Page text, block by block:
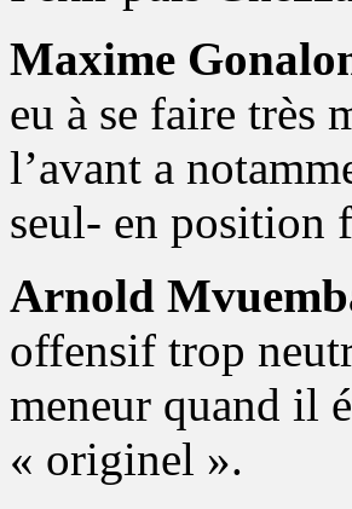
Maxime
eu à se faire très
l’avant a
seul- en position
Arnold
offensif trop
meneur quand il
« originel ».